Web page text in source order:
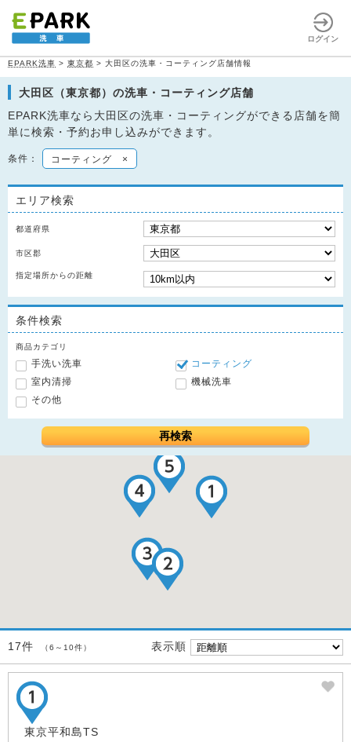
ログイン
EPARK洗車 > 東京都 > 大田区の洗車・コーティング店舗情報
大田区（東京都）の洗車・コーティング店舗
EPARK洗車なら大田区の洗車・コーティングができる店舗を簡
単に検索・予約お申し込みができます。
条件： コーティング ×
エリア検索
都道府県
市区郡
指定場所からの距離
条件検索
商品カテゴリ
手洗い洗車
コーティング
室内清掃
機械洗車
その他
再検索
17件 （6～10件） 表示順
東京平和島TS